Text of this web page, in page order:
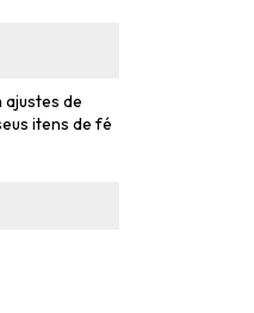
de
itens de fé